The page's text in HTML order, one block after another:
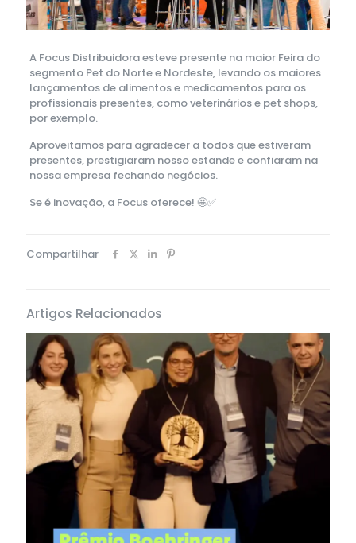
A Focus Distribuidora esteve presente na maior Feira do
segmento Pet do Norte e Nordeste, levando os maiores
lançamentos de alimentos e medicamentos para os
profissionais presentes, como veterinários e pet shops,
por exemplo.
Aproveitamos para agradecer a todos que estiveram
presentes, prestigiaram nosso estande e confiaram na
nossa empresa fechando negócios.
Se é inovação, a Focus oferece! 🤩✅
Compartilhar
Artigos Relacionados